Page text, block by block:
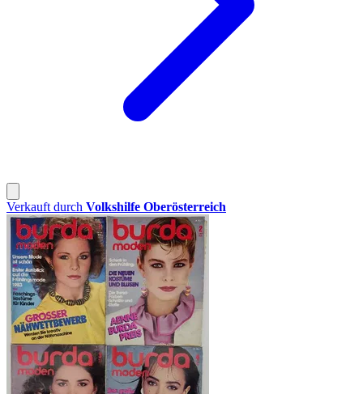
Verkauft durch Volkshilfe Oberösterreich